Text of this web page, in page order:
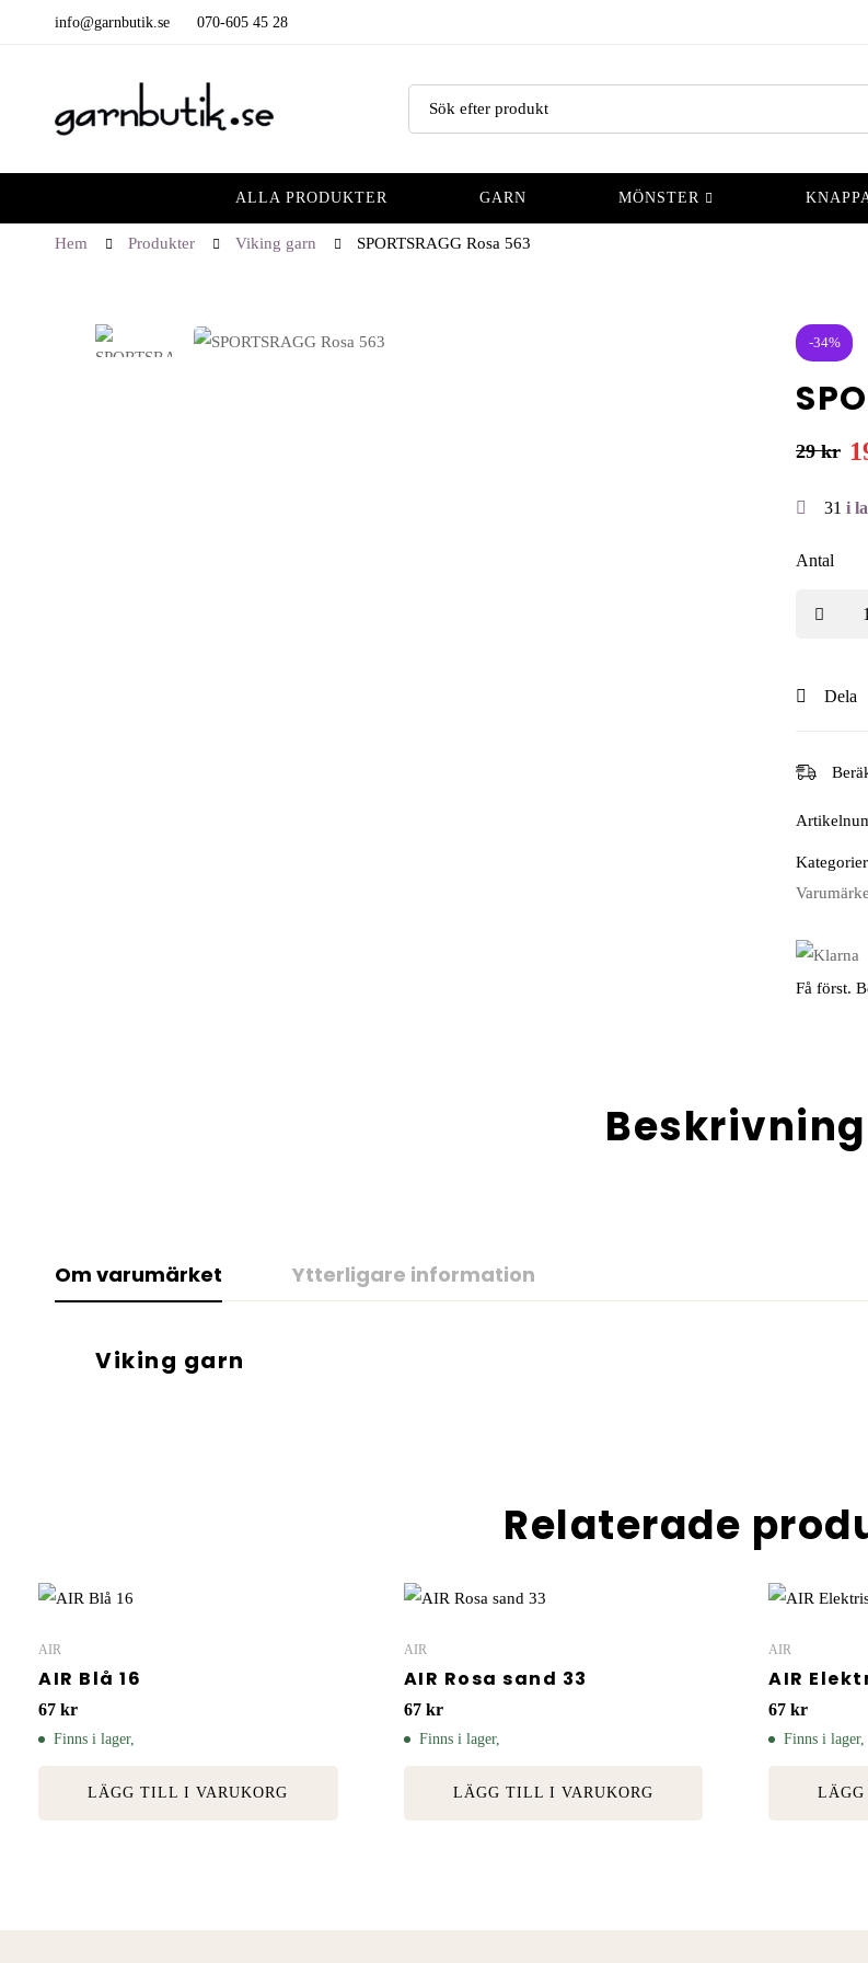
info@garnbutik.se 070-605 45 28
ALLA PRODUKTER GARN MÖNSTER
Hem Produkter Viking garn SPORTSRAGG Rosa 563
-34%
29kr
31 i
Antal
Dela
Få först.
Beskrivning
Om varumärket Ytterligare information
Viking garn
Relaterade
AIR
AIR Blå 16
67 kr
Finns i lager,
LÄGG TILL I VARUKORG
AIR
AIR Rosa sand 33
67 kr
Finns i lager,
LÄGG TILL I VARUKORG
AIR
AIR
67 kr
Finns i lager,